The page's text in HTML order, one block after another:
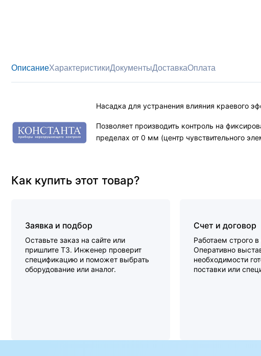
ОписаниеХарактеристикиДокументыДоставкаОплата
Насадка для устранения влияния краевого
Позволяет производить контроль на
пределах от 0 мм (центр чувствительного
Как купить этот товар?
Заявка и подбор
Оставьте заказ на сайте или
пришлите ТЗ. Инженер проверит
спецификацию и поможет выбрать
оборудование или аналог.
Счет и договор
Работаем строго
Оперативно
необходимости
поставки или